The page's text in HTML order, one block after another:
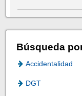
Búsqueda
Accidentalidad
DGT